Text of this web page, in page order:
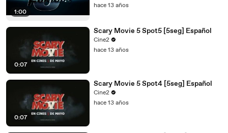
1:00
hace 13 años
0:07
Scary Movie 5 Spot5 [5seg] Español
Cine2
hace 13 años
0:07
Scary Movie 5 Spot4 [5seg] Español
Cine2
hace 13 años